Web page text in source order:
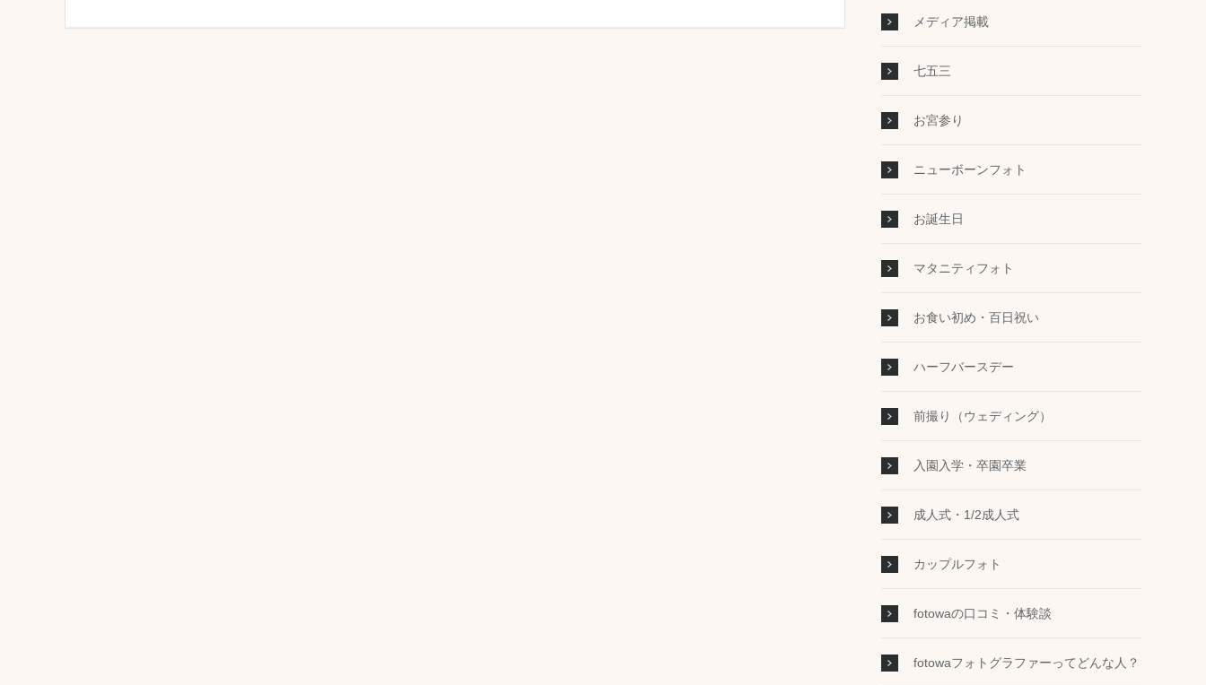
メディア掲載
七五三
お宮参り
ニューボーンフォト
お誕生日
マタニティフォト
お食い初め・百日祝い
ハーフバースデー
前撮り（ウェディング）
入園入学・卒園卒業
成人式・1/2成人式
カップルフォト
fotowaの口コミ・体験談
fotowaフォトグラファーってどんな人？